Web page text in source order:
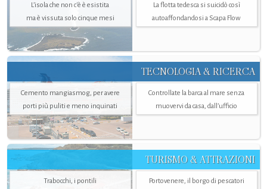
L’isola che non c'è è esistita
ma è vissuta solo cinque mesi
La flotta tedesca si suicidò così
autoaffondandosi a Scapa Flow
TECNOLOGIA & RICERCA
Cemento mangiasmog, per avere
porti più puliti e meno inquinati
Controllate la barca al mare senza
muovervi da casa, dall’ufficio
TURISMO & ATTRAZIONI
Trabocchi, i pontili
Portovenere, il borgo di pescatori